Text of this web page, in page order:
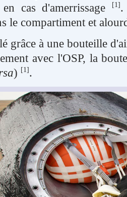
cas d'amerrissage
[1] .
le compartiment et
grâce à une bouteille
avec l'OSP, la
) [1] .